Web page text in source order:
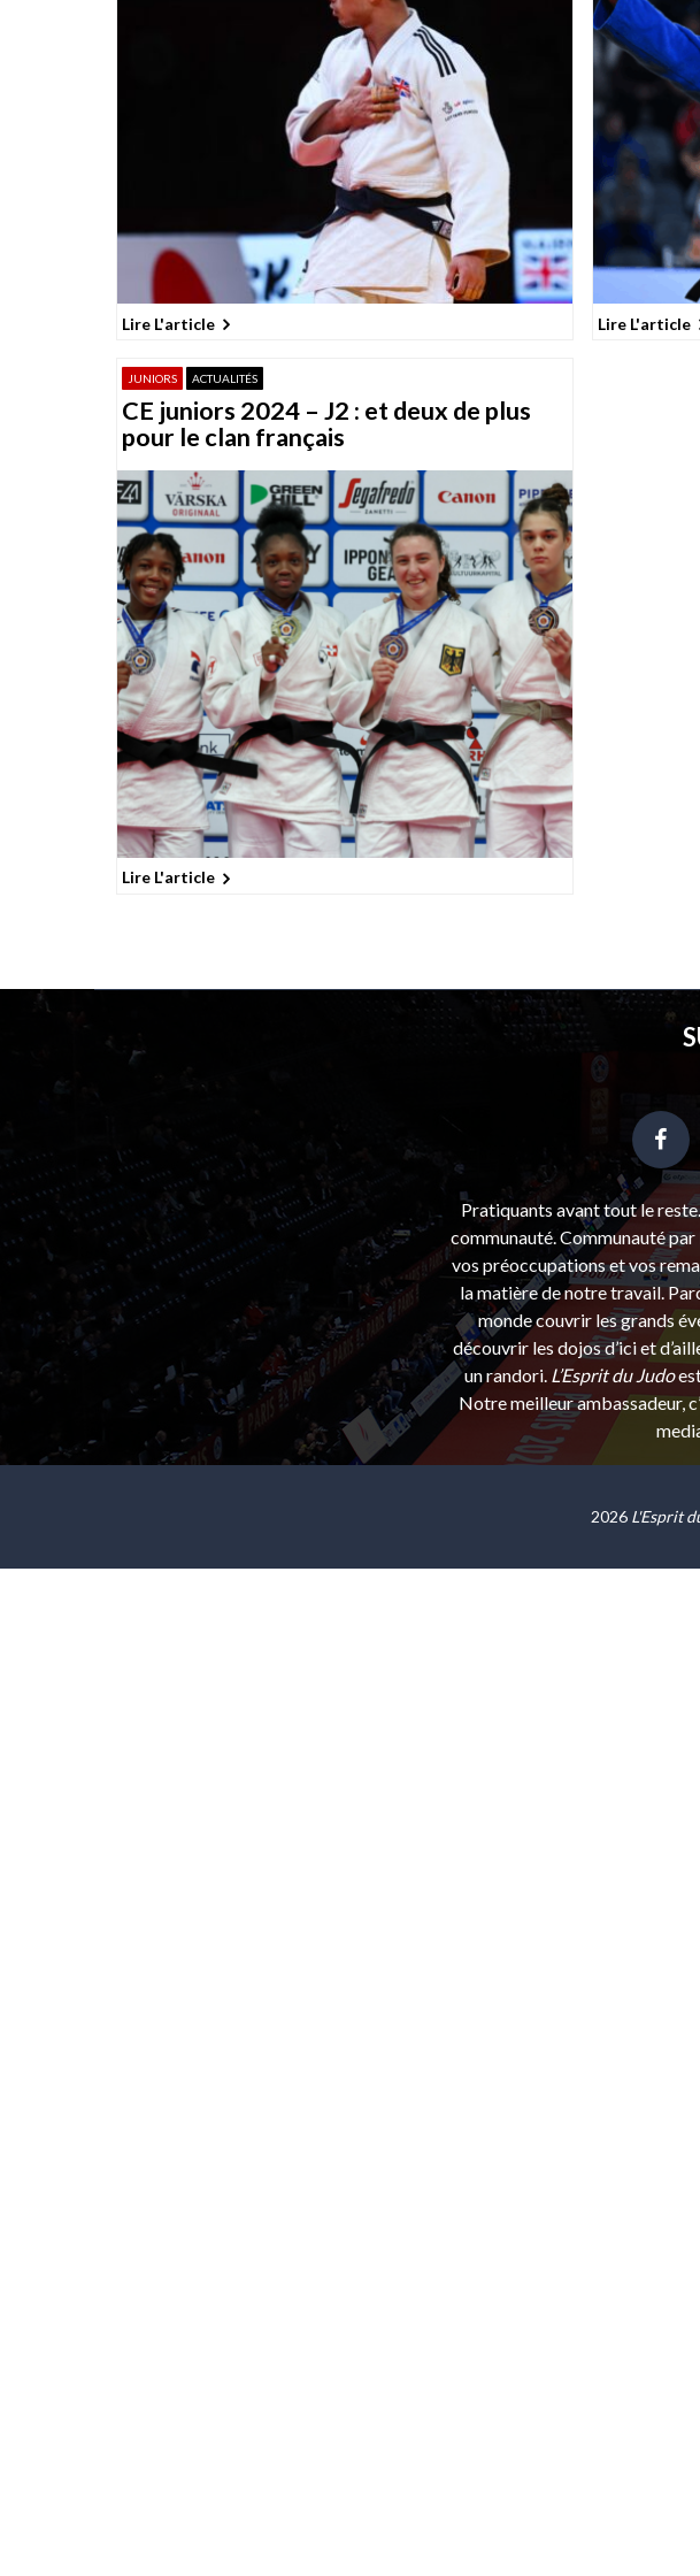
Lire L'article Lire L'article
JUNIORS ACTUALITÉS
CE juniors 2024 – J2 : et deux de plus
pour le clan français
Lire L'article
Pratiquants avant tout le
communauté. Communauté par
vos préoccupations et vos
la matière de notre travail.
monde couvrir les grands
découvrir les dojos d’ici et
un randori. L’Esprit du Judo
Notre meilleur ambassadeur,
2026 L'Esprit